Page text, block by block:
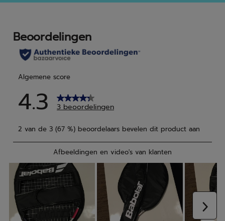
5
beoordelingen
5